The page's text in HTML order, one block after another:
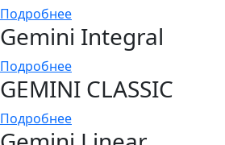
Подробнее
Gemini Integral
Подробнее
GEMINI CLASSIC
Подробнее